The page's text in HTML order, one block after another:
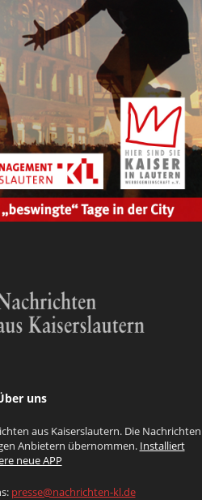
uns
aus Kaiserslautern. Die Nachrichten
Anbietern übernommen. Installiert
neue APP
presse@nachrichten-kl.de